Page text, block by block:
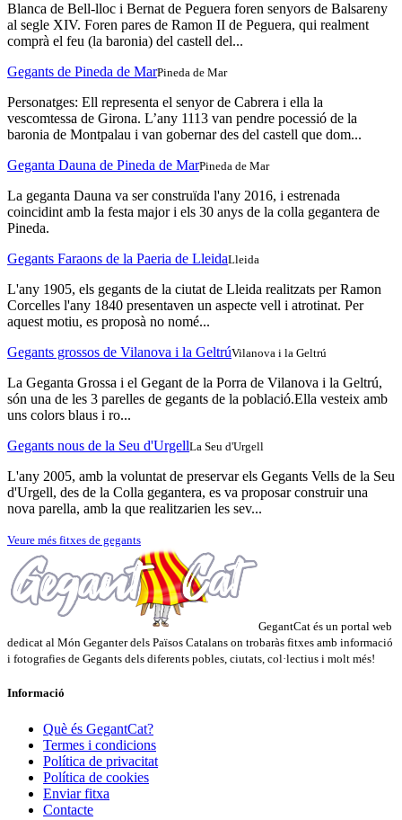
Blanca de Bell-lloc i Bernat de Peguera foren senyors de Balsareny
al segle XIV. Foren pares de Ramon II de Peguera, qui realment
comprà el feu (la baronia) del castell del...
Gegants de Pineda de MarPineda de Mar
Personatges: Ell representa el senyor de Cabrera i ella la
vescomtessa de Girona. L’any 1113 van pendre pocessió de la
baronia de Montpalau i van gobernar des del castell que dom...
Geganta Dauna de Pineda de MarPineda de Mar
La geganta Dauna va ser construïda l'any 2016, i estrenada
coincidint amb la festa major i els 30 anys de la colla gegantera de
Pineda.
Gegants Faraons de la Paeria de LleidaLleida
L'any 1905, els gegants de la ciutat de Lleida realitzats per Ramon
Corcelles l'any 1840 presentaven un aspecte vell i atrotinat. Per
aquest motiu, es proposà no nomé...
Gegants grossos de Vilanova i la GeltrúVilanova i la Geltrú
La Geganta Grossa i el Gegant de la Porra de Vilanova i la Geltrú,
són una de les 3 parelles de gegants de la població.Ella vesteix amb
uns colors blaus i ro...
Gegants nous de la Seu d'UrgellLa Seu d'Urgell
L'any 2005, amb la voluntat de preservar els Gegants Vells de la Seu
d'Urgell, des de la Colla gegantera, es va proposar construir una
nova parella, amb la que realitzarien les sev...
Veure més fitxes de gegants
GegantCat és un portal web
dedicat al Món Geganter dels Països Catalans on trobaràs fitxes amb informació
i fotografies de Gegants dels diferents pobles, ciutats, col·lectius i molt més!
Informació
Què és GegantCat?
Termes i condicions
Política de privacitat
Política de cookies
Enviar fitxa
Contacte